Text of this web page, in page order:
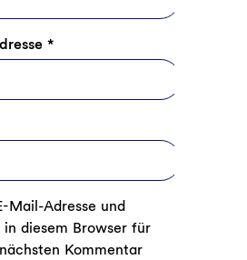
*
Mail-Adresse und
in diesem Browser für
Kommentar